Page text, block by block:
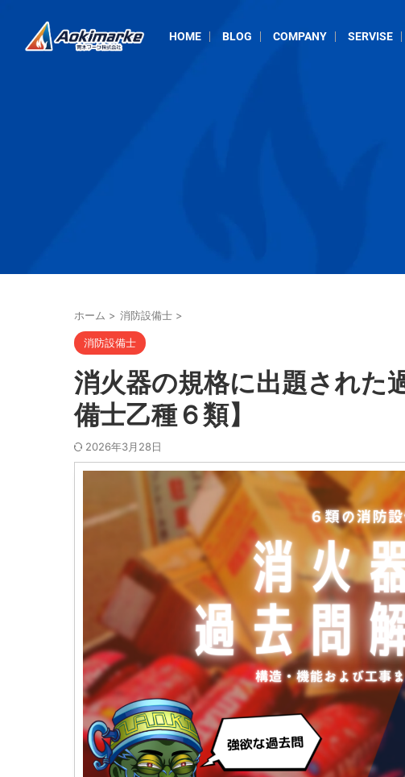
HOME BLOG COMPANY SERVISE
ホーム > 消防設備士 >
消防設備士
消火器の規格に出題された
備士乙種６類】
2026年3月28日